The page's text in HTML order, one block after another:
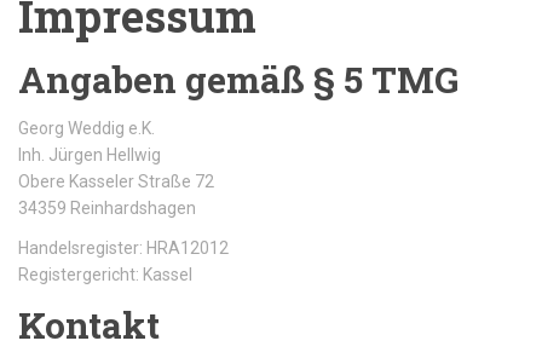
Impressum
Angaben gemäß § 5 TMG
Georg Weddig e.K.
Inh. Jürgen Hellwig
Obere Kasseler Straße 72
34359 Reinhardshagen
Handelsregister: HRA12012
Registergericht: Kassel
Kontakt